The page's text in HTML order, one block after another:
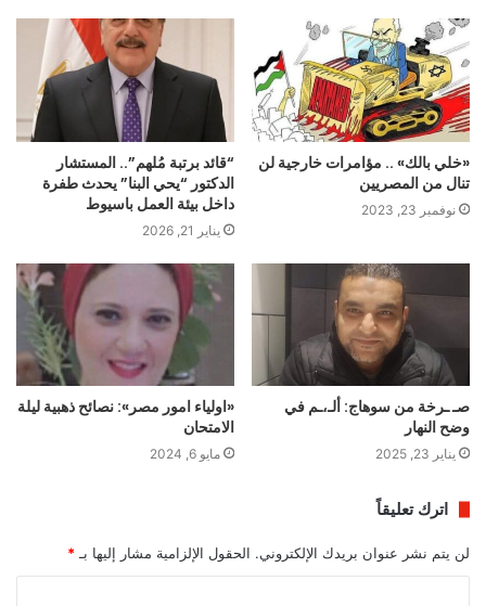
«خلي بالك» .. مؤامرات خارجية لن
تنال من المصريين
نوفمبر 23, 2023
“قائد برتبة مُلهم”.. المستشار
الدكتور “يحي البنا” يحدث طفرة
داخل بيئة العمل باسيوط
يناير 21, 2026
صـ ـرخة من سوهاج: ألـ،ـم في
وضح النهار
يناير 23, 2025
«اولياء امور مصر»: نصائح ذهبية ليلة
الامتحان
مايو 6, 2024
اترك تعليقاً
لن يتم نشر عنوان بريدك الإلكتروني. الحقول الإلزامية مشار إليها بـ *